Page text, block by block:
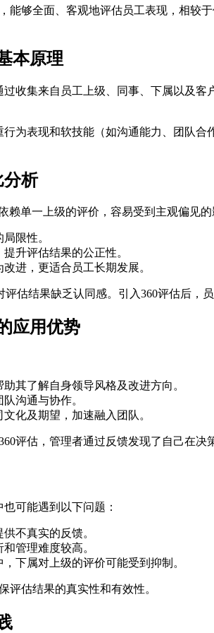
能够全面、客观地评估员工表现，相较
本原理
收集来自员工上级、同事、下属以及
为表现和软技能（如沟通能力、团队
分析
单一上级的评价，容易受到主观偏见
限性。
升评估结果的公正性。
进，更适合员工长期发展。
估结果缺乏认同感。引入360评估后，
应用优势
其了解自身领导风格及改进方向。
沟通与协作。
化及期望，加速融入团队。
评估，管理者通过反馈发现了自己在决
可能遇到以下问题：
不真实的反馈。
管理难度较高。
下属对上级的评价可能受到抑制。
评估结果的真实性和有效性。